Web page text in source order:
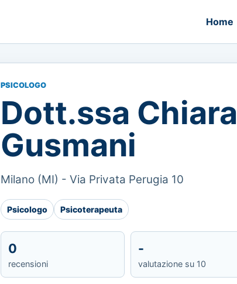
Home
PSICOLOGO
Dott.ssa Chiara
Gusmani
Milano (MI) - Via Privata Perugia 10
Psicologo Psicoterapeuta
0
recensioni
-
valutazione su 10